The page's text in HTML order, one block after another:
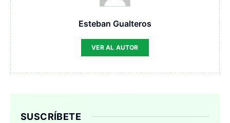
Esteban Gualteros
VER AL AUTOR
SUSCRÍBETE